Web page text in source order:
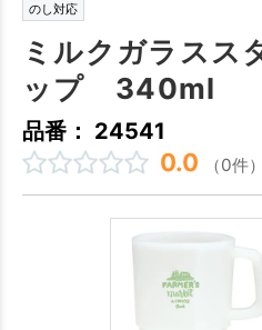
のし対応
ミルクガラス
ップ 340ml
品番： 24541
0.0 （0件）